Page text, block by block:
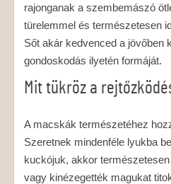
rajonganak a szembemászó
türelemmel és természetesen
Sőt akár kedvenced a jövőben
gondoskodás ilyetén formáját.
Mit tükröz a
A macskák természetéhez
Szeretnek mindenféle lyukba
kuckójuk, akkor
vagy kinézegették magukat